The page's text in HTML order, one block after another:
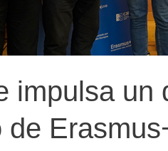
impulsa un
de